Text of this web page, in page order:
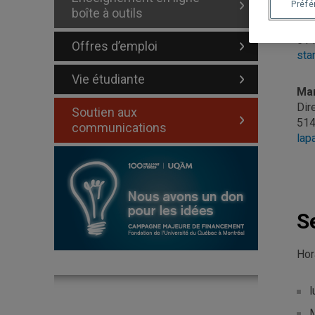
boîte à outils
Offres d’emploi
Vie étudiante
Soutien aux
communications